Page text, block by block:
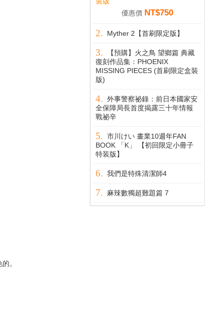
。
優惠價 NT$750
Myther 2【首刷限定版】
【預購】火之鳥 望鄉篇 典藏
復刻作品集：PHOENIX
MISSING PIECES (首刷限定盒裝
版)
外事警察祕錄：前日本國家安
全保障局長首度揭露三十年情報
戰祕辛
市川けい 畫業10週年FAN
BOOK 「K」 【初回限定小冊子
特装版】
我們是特殊清潔師4
麻辣數獨超難題篇 7